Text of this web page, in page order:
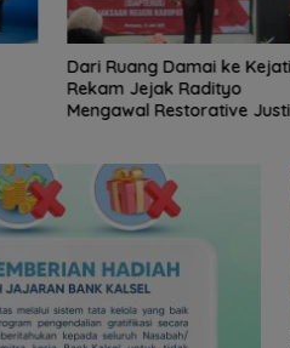
Bambang Heri Purnama
Ingatkan Warga Selektif Pilih
Travel Umrah